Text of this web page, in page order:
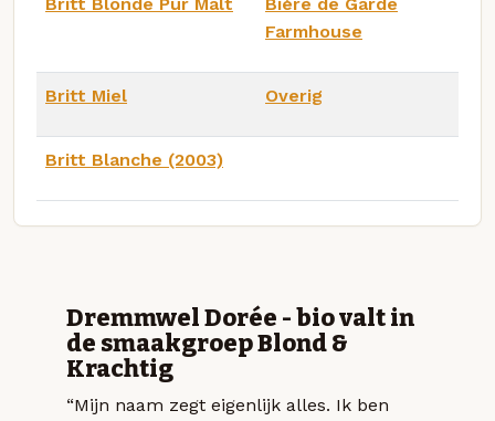
Farmhouse
Britt Miel Overig
Britt Blanche (2003)
Dremmwel Dorée - bio valt in
de smaakgroep Blond &
Krachtig
“Mijn naam zegt eigenlijk alles. Ik ben